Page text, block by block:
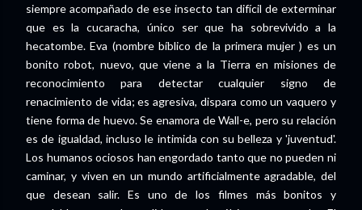
siempre acompañado de ese insecto tan difícil de exterminar
que es la cucaracha, único ser que ha sobrevivido a la
hecatombe. Eva (nombre bíblico de la primera mujer ) es un
bonito robot, nuevo, que viene a la Tierra en misiones de
reconocimiento para detectar cualquier signo de
renacimiento de vida; es agresiva, dispara como un vaquero y
tiene forma de huevo. Se enamora de Wall-e, pero su relación
es de igualdad, incluso le intimida con su belleza y 'juventud'.
Los humanos ociosos han engordado tanto que no pueden ni
caminar, y viven en un mundo artificialmente agradable, del
que desean salir. Es uno de los filmes más bonitos y